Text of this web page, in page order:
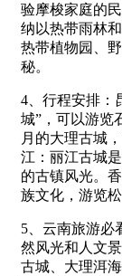
验摩梭家庭的
纳以热带雨林
热带植物园、
秘。
4、行程安排：
城”，可以游览
月的大理古城
江：丽江古城
的古镇风光。
族文化，游览
5、云南旅游必
然风光和人文
古城、大理洱